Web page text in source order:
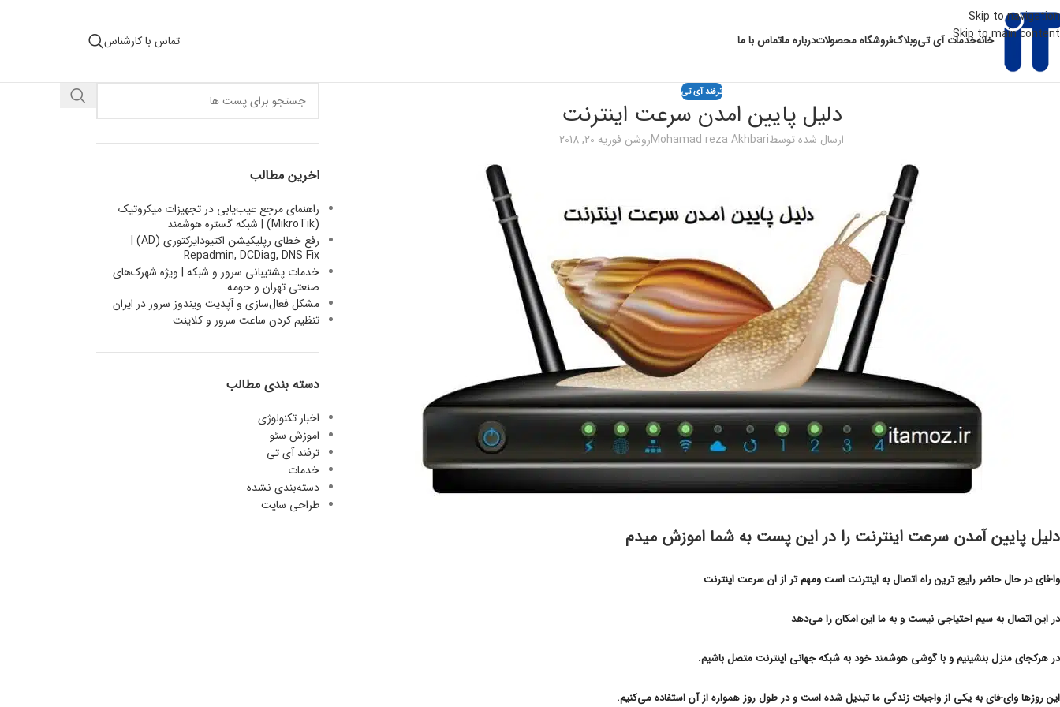
Skip to navigation
Skip to main content
خانهخدمات آی تیوبلاگفروشگاه محصولاتدرباره ماتماس با ما تماس با کارشناس
ترفند آی تی
دلیل پایین امدن سرعت اینترنت
ارسال شده توسطMohamad reza Akhbariروشن فوریه 20, 2018
دلیل پایین آمدن سرعت اینترنت را در این پست به شما اموزش میدم
وا-فای در حال حاضر رایج ترین راه اتصال به اینترنت است ومهم تر از ان سرعت اینترنت
در این اتصال به سیم احتیاجی نیست و به ما این امکان را می‌دهد
در هرکجای منزل بنشینیم و با گوشی هوشمند خود به شبکه جهانی اینترنت متصل باشیم.
این روزها وای-فای به یکی از واجبات زندگی ما تبدیل شده است و در طول روز همواره از آن استفاده می‌کنیم.
اخرین مطالب
راهنمای مرجع عیب‌یابی در تجهیزات میکروتیک
(MikroTik) | شبکه گستره هوشمند
رفع خطای رپلیکیشن اکتیودایرکتوری (AD) |
Repadmin, DCDiag, DNS Fix
خدمات پشتیبانی سرور و شبکه | ویژه شهرک‌های
صنعتی تهران و حومه
مشکل فعال‌سازی و آپدیت ویندوز سرور در ایران
تنظیم کردن ساعت سرور و کلاینت
دسته بندی مطالب
اخبار تکنولوژی
اموزش سئو
ترفند آی تی
خدمات
دسته‌بندی نشده
طراحی سایت